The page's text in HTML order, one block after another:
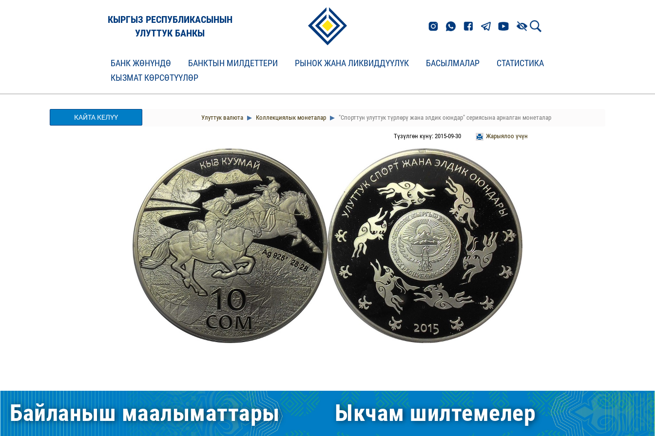
КЫРГЫЗ РЕСПУБЛИКАСЫНЫН
УЛУТТУК БАНКЫ
БАНК ЖӨНҮНДӨ БАНКТЫН МИЛДЕТТЕРИ РЫНОК ЖАНА ЛИКВИДДҮҮЛҮК БАСЫЛМАЛАР
СТАТИСТИКА
КЫЗМАТ КӨРСӨТҮҮЛӨР
КАЙТА КЕЛҮҮ Улуттук валюта Коллекциялык монеталар "Спорттун улуттук түрлөрү жана элдик оюндар" сериясына арналган монеталар
Жарыялоо үчүн
Түзүлгөн күнү: 2015-09-30
Байланыш маалыматтары Ыкчам шилтемелер